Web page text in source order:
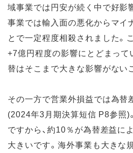
域事業では円安が続く中で好影
事業では輸入面の悪化からマイ
とで一定程度相殺されました。
+7億円程度の影響にとどまって
替はそこまで大きな影響がない
その一方で営業外損益では為替
(2024年3月期決算短信 P8参照)
ですから、約10％が為替差益に
大きいです。海外事業も大きな